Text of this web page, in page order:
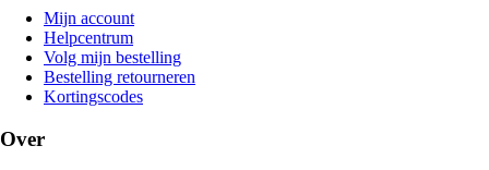
Mijn account
Helpcentrum
Volg mijn bestelling
Bestelling retourneren
Kortingscodes
Over